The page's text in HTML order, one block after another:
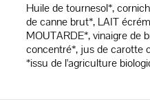
Huile de tournesol*,
de canne brut*, LAIT
MOUTARDE*, vinaigre de
concentré*, jus de carotte
*issu de l'agriculture